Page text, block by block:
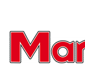
contenido